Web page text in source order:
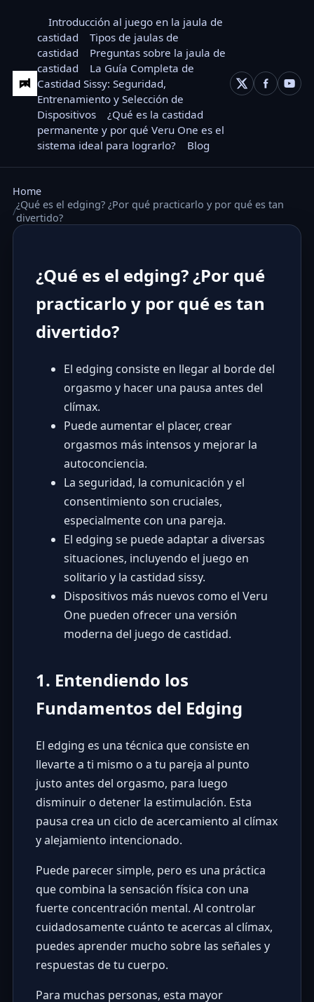
Introducción al juego en la jaula de
castidad
Tipos de jaulas de
castidad
Preguntas sobre la jaula de
castidad
La Guía Completa de
Castidad Sissy: Seguridad,
Entrenamiento y Selección de
Dispositivos
¿Qué es la castidad
permanente y por qué Veru One es el
sistema ideal para lograrlo?
Blog
Home
¿Qué es el edging? ¿Por qué practicarlo y por qué es tan
divertido?
¿Qué es el edging? ¿Por qué
practicarlo y por qué es tan
divertido?
El edging consiste en llegar al borde del
orgasmo y hacer una pausa antes del
clímax.
Puede aumentar el placer, crear
orgasmos más intensos y mejorar la
autoconciencia.
La seguridad, la comunicación y el
consentimiento son cruciales,
especialmente con una pareja.
El edging se puede adaptar a diversas
situaciones, incluyendo el juego en
solitario y la castidad sissy.
Dispositivos más nuevos como el Veru
One pueden ofrecer una versión
moderna del juego de castidad.
1. Entendiendo los
Fundamentos del Edging
El edging es una técnica que consiste en
llevarte a ti mismo o a tu pareja al punto
justo antes del orgasmo, para luego
disminuir o detener la estimulación. Esta
pausa crea un ciclo de acercamiento al clímax
y alejamiento intencionado.
Puede parecer simple, pero es una práctica
que combina la sensación física con una
fuerte concentración mental. Al controlar
cuidadosamente cuánto te acercas al clímax,
puedes aprender mucho sobre las señales y
respuestas de tu cuerpo.
Para muchas personas, esta mayor